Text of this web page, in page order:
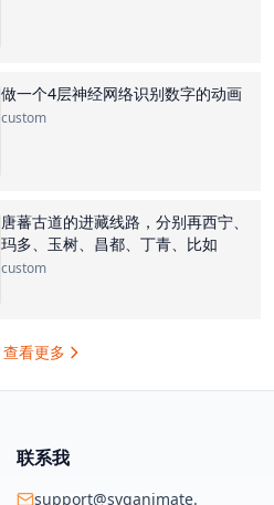
做一个4层神经网络识别数字的动画
custom
唐蕃古道的进藏线路，分别再西宁、
玛多、玉树、昌都、丁青、比如
custom
查看更多
联系我
support@svganimate.